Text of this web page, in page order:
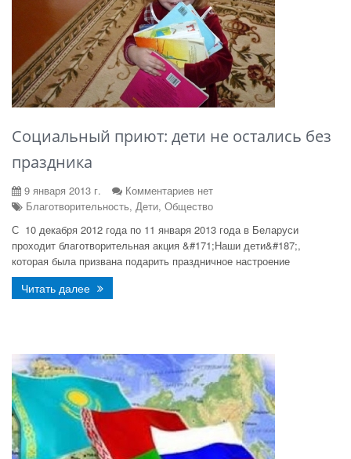
Социальный приют: дети не остались без
праздника
9 января 2013 г.
Комментариев нет
Благотворительность, Дети, Общество
С 10 декабря 2012 года по 11 января 2013 года в Беларуси
проходит благотворительная акция &#171;Наши дети&#187;,
которая была призвана подарить праздничное настроение
Читать далее